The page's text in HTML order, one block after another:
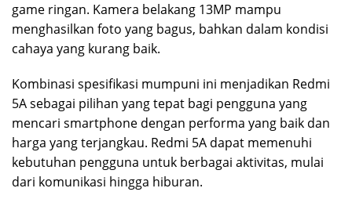
game ringan. Kamera belakang 13MP mampu
menghasilkan foto yang bagus, bahkan dalam kondisi
cahaya yang kurang baik.
Kombinasi spesifikasi mumpuni ini menjadikan Redmi
5A sebagai pilihan yang tepat bagi pengguna yang
mencari smartphone dengan performa yang baik dan
harga yang terjangkau. Redmi 5A dapat memenuhi
kebutuhan pengguna untuk berbagai aktivitas, mulai
dari komunikasi hingga hiburan.